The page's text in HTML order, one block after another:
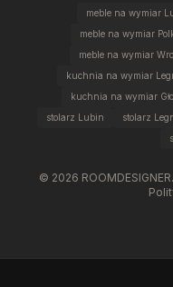
meble na wymiar
meble na wymiar
meble na wymiar
kuchnia na wymiar
kuchnia na wymiar
stolarz Lubin
stolarz
© 2026